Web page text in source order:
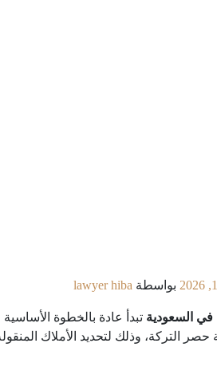
بواسطة lawyer hiba
في السعودية تبدأ عادة بالخطوة
التركة، وذلك لتحديد الأملاك